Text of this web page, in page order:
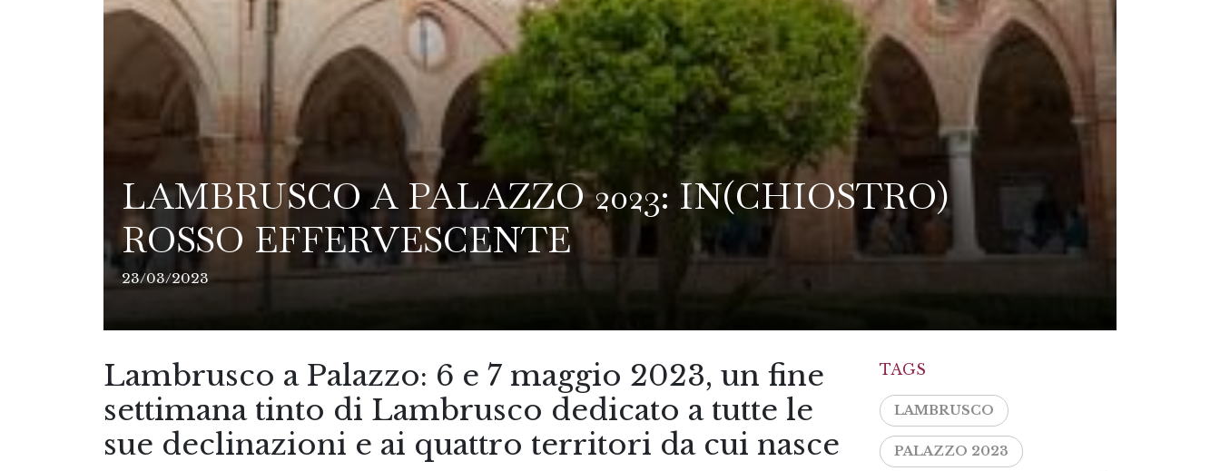
LAMBRUSCO A PALAZZO 2023: IN(CHIOSTRO)
ROSSO EFFERVESCENTE
23/03/2023
Lambrusco a Palazzo: 6 e 7 maggio 2023, un fine
settimana tinto di Lambrusco dedicato a tutte le
sue declinazioni e ai quattro territori da cui nasce
TAGS
LAMBRUSCO
PALAZZO 2023